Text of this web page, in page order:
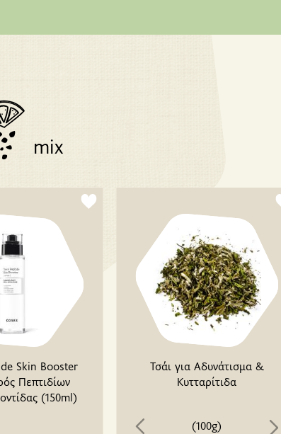
mix
Skin Booster
Πεπτιδίων
(150ml)
Τσάι για Αδυνάτισμα &
Κυτταρίτιδα
(100g)